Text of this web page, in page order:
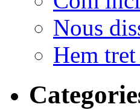
Nous
Hem